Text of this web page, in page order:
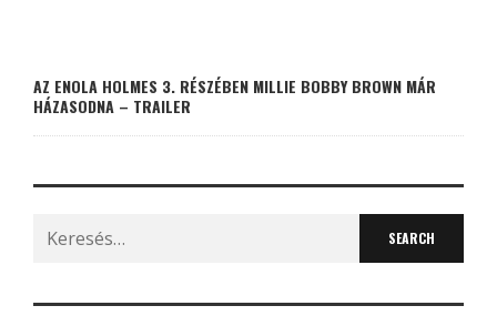
AZ ENOLA HOLMES 3. RÉSZÉBEN MILLIE BOBBY BROWN MÁR
HÁZASODNA – TRAILER
Search
for: